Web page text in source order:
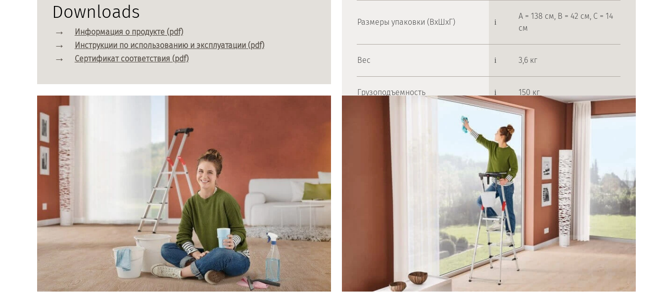
Размеры упаковки (ВхШхГ)
A = 138 см, B = 42 см, C = 14
см
Вес 3,6 кг
Грузоподъемность 150 кг
Downloads
Информация о продукте (pdf)
Инструкции по использованию и эксплуатации (pdf)
Сертификат соответствия (pdf)